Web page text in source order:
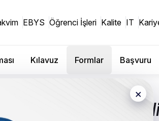
EBYS Öğrenci İşleri Kalite IT
Kılavuz Formlar Başvuru
×
Eğitim ve